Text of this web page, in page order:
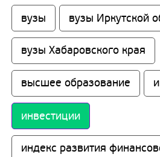
вузы вузы Иркутской
вузы Хабаровского края
высшее образование
инвестиции
индекс развития